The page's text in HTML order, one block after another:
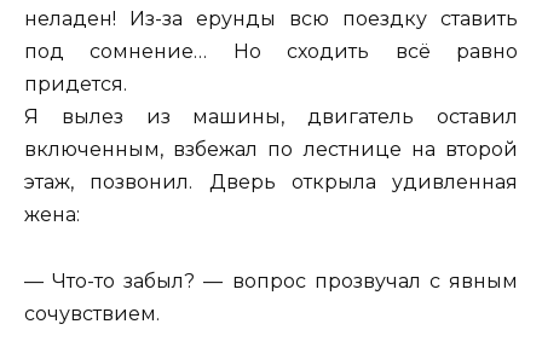
неладен! Из-за ерунды всю поездку ставить
под сомнение… Но сходить всё равно
придется.
Я вылез из машины, двигатель оставил
включенным, взбежал по лестнице на второй
этаж, позвонил. Дверь открыла удивленная
жена:
— Что-то забыл? — вопрос прозвучал с явным
сочувствием.